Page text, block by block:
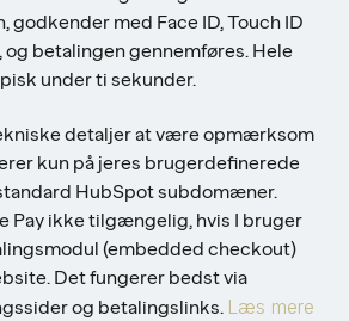
godkender med Face ID, Touch ID
betalingen gennemføres. Hele
under ti sekunder.
detaljer at være opmærksom
kun på jeres brugerdefinerede
HubSpot subdomæner.
Pay ikke tilgængelig, hvis I bruger
(embedded checkout)
Det fungerer bedst via
og betalingslinks. Læs mere